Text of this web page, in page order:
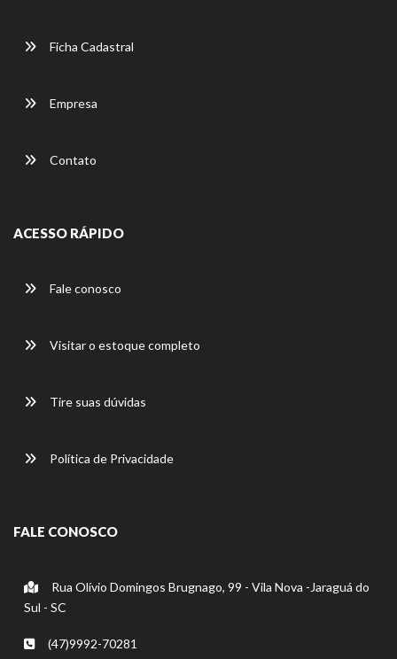
Ficha Cadastral
Empresa
Contato
ACESSO RÁPIDO
Fale conosco
Visitar o estoque completo
Tire suas dúvidas
Política de Privacidade
FALE CONOSCO
Rua Olívio Domingos Brugnago, 99 - Vila Nova -Jaraguá do
Sul - SC
(47)9992-70281